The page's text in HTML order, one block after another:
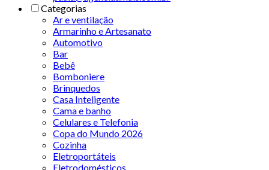
Categorias
Ar e ventilação
Armarinho e Artesanato
Automotivo
Bar
Bebê
Bomboniere
Brinquedos
Casa Inteligente
Cama e banho
Celulares e Telefonia
Copa do Mundo 2026
Cozinha
Eletroportáteis
Eletrodomésticos